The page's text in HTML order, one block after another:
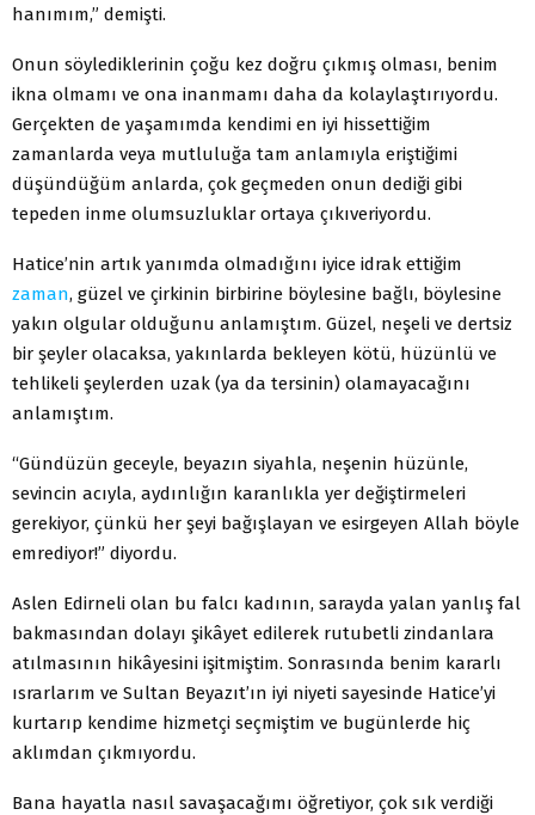
hanımım,” demişti.
Onun söylediklerinin çoğu kez doğru çıkmış olması, benim
ikna olmamı ve ona inanmamı daha da kolaylaştırıyordu.
Gerçekten de yaşamımda kendimi en iyi hissettiğim
zamanlarda veya mutluluğa tam anlamıyla eriştiğimi
düşündüğüm anlarda, çok geçmeden onun dediği gibi
tepeden inme olumsuzluklar ortaya çıkıveriyordu.
Hatice’nin artık yanımda olmadığını iyice idrak ettiğim
zaman, güzel ve çirkinin birbirine böylesine bağlı, böylesine
yakın olgular olduğunu anlamıştım. Güzel, neşeli ve dertsiz
bir şeyler olacaksa, yakınlarda bekleyen kötü, hüzünlü ve
tehlikeli şeylerden uzak (ya da tersinin) olamayacağını
anlamıştım.
“Gündüzün geceyle, beyazın siyahla, neşenin hüzünle,
sevincin acıyla, aydınlığın karanlıkla yer değiştirmeleri
gerekiyor, çünkü her şeyi bağışlayan ve esirgeyen Allah böyle
emrediyor!” diyordu.
Aslen Edirneli olan bu falcı kadının, sarayda yalan yanlış fal
bakmasından dolayı şikâyet edilerek rutubetli zindanlara
atılmasının hikâyesini işitmiştim. Sonrasında benim kararlı
ısrarlarım ve Sultan Beyazıt’ın iyi niyeti sayesinde Hatice’yi
kurtarıp kendime hizmetçi seçmiştim ve bugünlerde hiç
aklımdan çıkmıyordu.
Bana hayatla nasıl savaşacağımı öğretiyor, çok sık verdiği